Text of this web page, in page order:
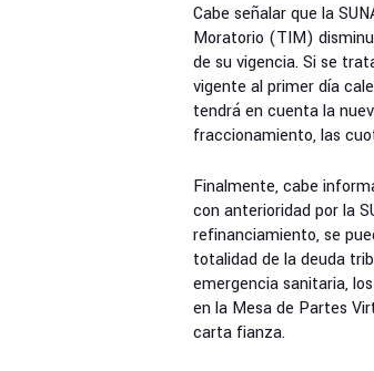
Cabe señalar que la
Moratorio (TIM)
de su vigencia. Si se
vigente al primer día
tendrá en cuenta la
fraccionamiento, las
Finalmente, cabe
con anterioridad por la
refinanciamiento, se
totalidad de la deuda
emergencia sanitaria,
en la Mesa de Partes
carta fianza.